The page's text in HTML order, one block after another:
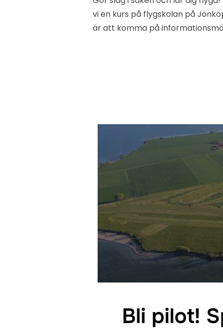
vi en kurs på flygskolan på
är att komma på
Bli pilot!